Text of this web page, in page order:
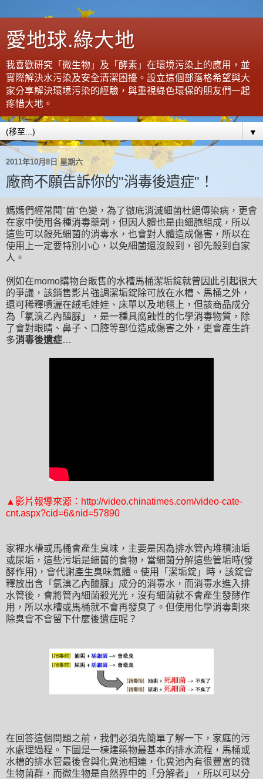
愛地球.綠大地
我喜歡研究「微生物」及「酵素」在環境污染上的應用，並
實際解決水污染及安全清潔困擾。設立這個部落格希望與大
家分享解決環境污染的經驗，與重視綠色環保的朋友們一起
疼惜大地。
▼
2011年10月8日 星期六
廠商不願告訴你的"消毒後遺症"！
媽媽們經常聞"菌"色變 ， 為了徹底消滅細菌杜絕傳染病 ，更會
在家中使用各種消毒藥劑 ，但 因人體也是由細胞組成 ，所以
這些可以殺死細菌的消毒水 ，也會對人體造成傷害 ，所以在
使用上一定要特別小心 ，以免細菌還沒殺到 ，卻先殺到自家
人 。
例如在momo購物台販售的水槽馬桶潔垢錠就曾因此引起很大
的爭議，該銷售影片強調潔垢錠除可放在水槽 、 馬桶之外，
還可稀釋噴灑在絨毛娃娃、床單以及地毯上，但該商品成分
為「氯溴乙內醯脲」， 是一種具腐蝕性的化學消毒物質 ，除
了會對眼睛 、 鼻子、口腔等部位造成傷害之外 ，更會產生許
多消毒後遺症…
▲影片報導來源 ： http://video.chinatimes.com/video-cate-
cnt.aspx?cid=6&nid=57890
家裡水槽或馬桶會產生臭味 ，主要是因為排水管內堆積油垢
或尿垢 ，這些污垢是細菌的食物 ，當細菌分解這些管垢時(發
酵作用) ，會代謝產生臭味氣體 。使用 「 潔垢錠 」時 ， 該錠會
釋放出含 「氯溴乙內醯脲」 成分的消毒水 ，而消毒水進入排
水管後 ， 會將管內細菌殺光光 ，沒有細菌就不會產生發酵作
用 ，所以水槽或馬桶就不會再發臭了 。 但使用化學消毒劑來
除臭會不會留下什麼後遺症呢 ？
在回答這個問題之前 ，我們必須先簡單了解一下 ， 家庭的污
水處理過程 。下圖是一棟建築物最基本的排水流程 ， 馬桶或
水槽的排水管最後會與化糞池相連 ，化糞池內有很豐富的微
生物菌群 ，而微生物是自然界中的 「 分解者 」 ，所以可以分